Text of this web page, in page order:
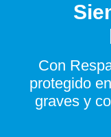
Con
protegido
graves y